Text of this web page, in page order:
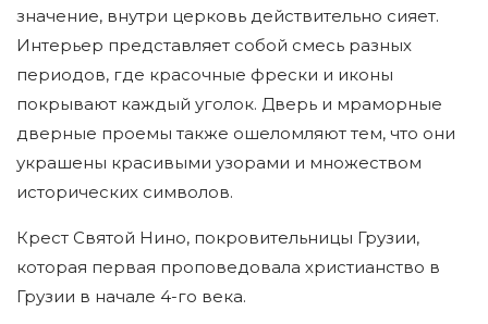
значение, внутри церковь действительно сияет.
Интерьер представляет собой смесь разных
периодов, где красочные фрески и иконы
покрывают каждый уголок. Дверь и мраморные
дверные проемы также ошеломляют тем, что они
украшены красивыми узорами и множеством
исторических символов.
Крест Святой Нино, покровительницы Грузии,
которая первая проповедовала христианство в
Грузии в начале 4-го века.